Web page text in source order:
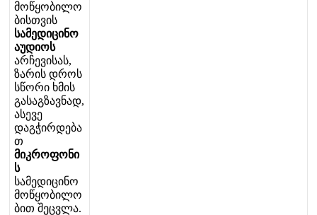
მოწყობილო
ბისთვის
სამედიცინო
აუდიოს
არჩევისას,
ზარის დროს
სწორი ხმის
გასაგზავნად,
ასევე
დაგჭირდება
თ
მიკროფონი
ს
სამედიცინო
მოწყობილო
ბით შეცვლა.